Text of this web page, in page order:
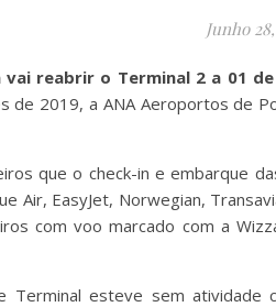
Junho
reabrir o Terminal 2 a 01
de 2019, a ANA Aeroportos de
que o check-in e embarque
Air, EasyJet, Norwegian,
com voo marcado com a
esteve sem atividade